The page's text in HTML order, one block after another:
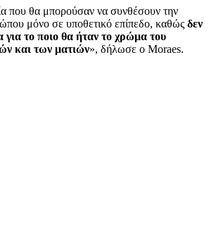
που θα μπορούσαν να συνθέσουν την
μόνο σε υποθετικό επίπεδο, καθώς δεν
για το ποιο θα ήταν το χρώμα του
και των ματιών», δήλωσε ο Moraes.